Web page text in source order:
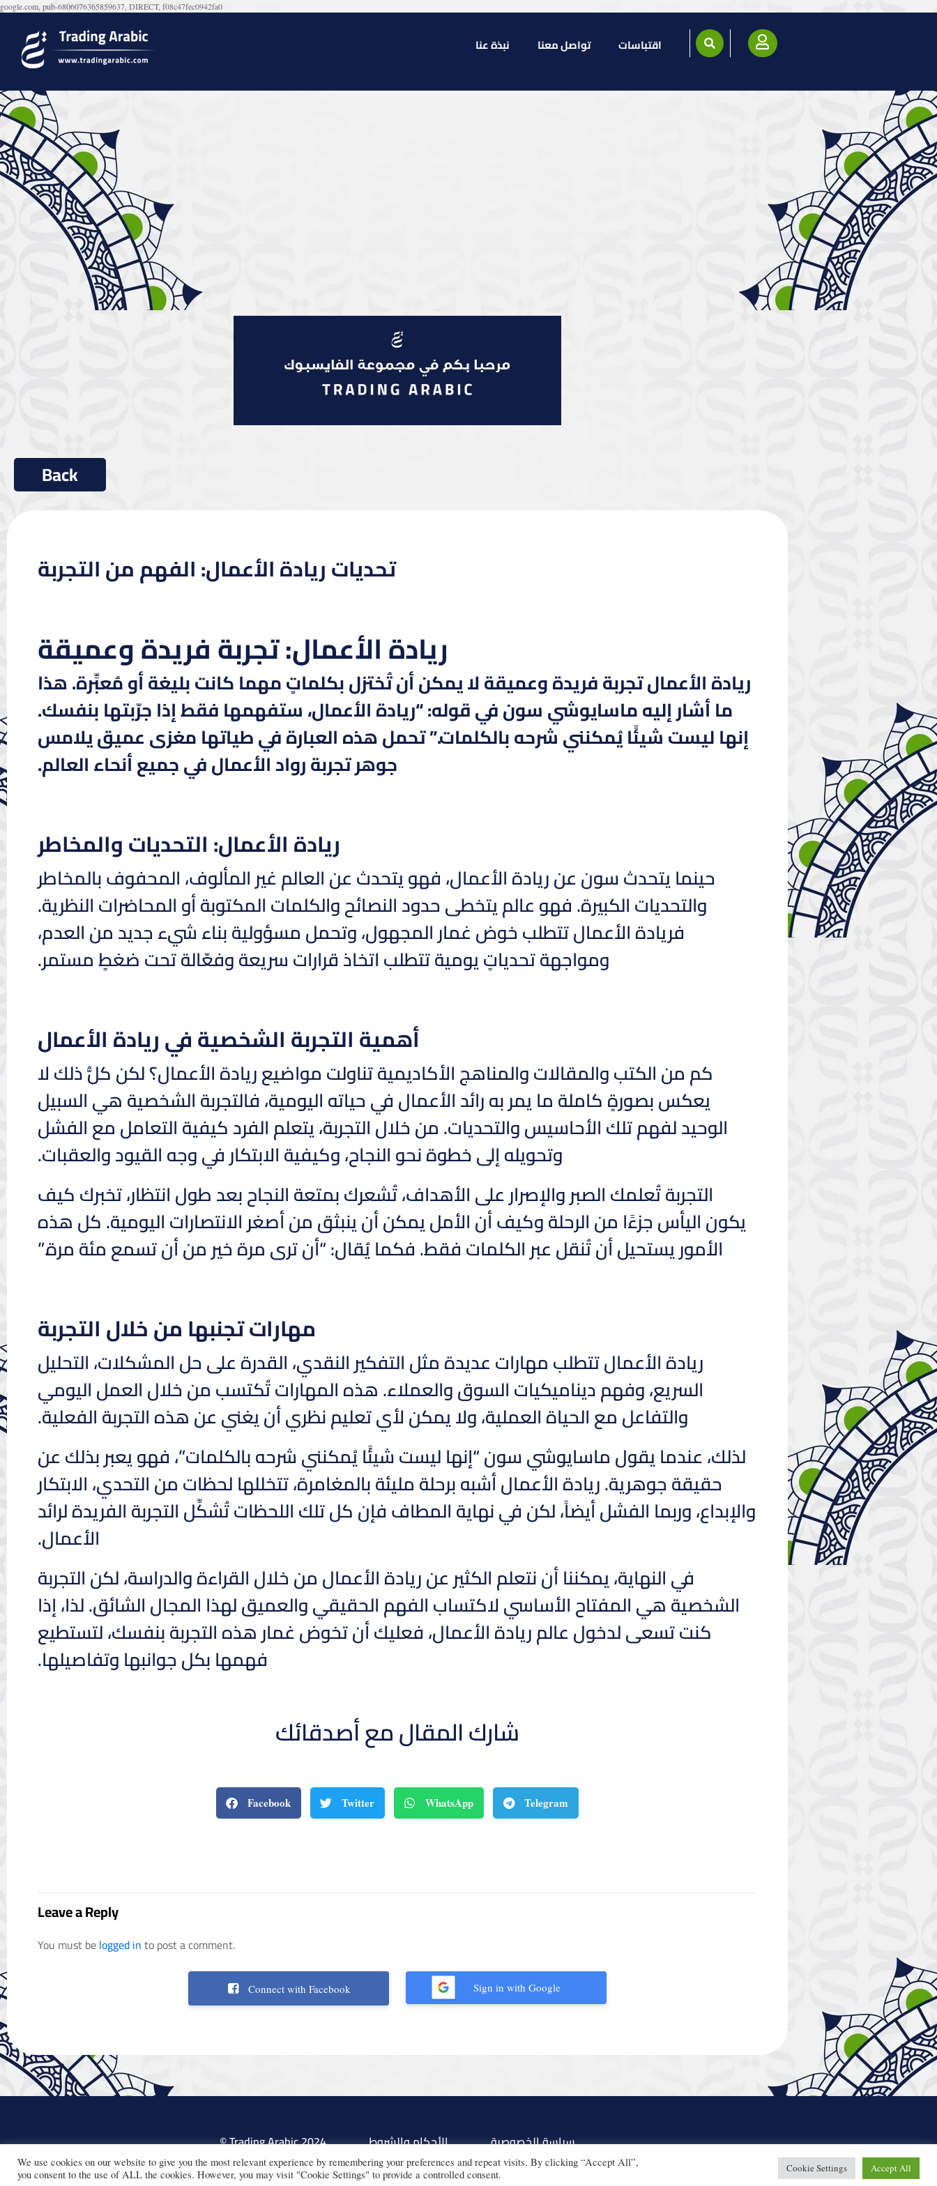
google.com, pub-6806076365859637, DIRECT, f08c47fec0942fa0
نبذة عنا تواصل معنا اقتباسات
تحديات ريادة الأعمال: الفهم من التجربة
ريادة الأعمال: تجربة فريدة وعميقة
ريادة الأعمال تجربة فريدة وعميقة لا يمكن أن تُختزل بكلماتٍ مهما كانت بليغة أو مُعبِّرة. هذا
ما أشار إليه ماسايوشي سون في قوله: “ريادة الأعمال، ستفهمها فقط إذا جرّبتها بنفسك.
إنها ليست شيئًا يُمكنني شرحه بالكلمات.” تحمل هذه العبارة في طياتها مغزى عميق يلامس
جوهر تجربة رواد الأعمال في جميع أنحاء العالم.
ريادة الأعمال: التحديات والمخاطر
حينما يتحدث سون عن ريادة الأعمال، فهو يتحدث عن العالم غير المألوف، المحفوف بالمخاطر
والتحديات الكبيرة. فهو عالم يتخطى حدود النصائح والكلمات المكتوبة أو المحاضرات النظرية.
فريادة الأعمال تتطلب خوض غمار المجهول، وتحمل مسؤولية بناء شيء جديد من العدم،
ومواجهة تحدياتٍ يومية تتطلب اتخاذ قرارات سريعة وفعّالة تحت ضغطٍ مستمر.
أهمية التجربة الشخصية في ريادة الأعمال
كم من الكتب والمقالات والمناهج الأكاديمية تناولت مواضيع ريادة الأعمال؟ لكن كلُّ ذلك لا
يعكس بصورةٍ كاملة ما يمر به رائد الأعمال في حياته اليومية، فالتجربة الشخصية هي السبيل
الوحيد لفهم تلك الأحاسيس والتحديات. من خلال التجربة، يتعلم الفرد كيفية التعامل مع الفشل
وتحويله إلى خطوة نحو النجاح، وكيفية الابتكار في وجه القيود والعقبات.
التجربة تُعلمك الصبر والإصرار على الأهداف، تُشعرك بمتعة النجاح بعد طول انتظار، تخبرك كيف
يكون اليأس جزءًا من الرحلة وكيف أن الأمل يمكن أن ينبثق من أصغر الانتصارات اليومية. كل هذه
الأمور يستحيل أن تُنقل عبر الكلمات فقط. فكما يُقال: “أن ترى مرة خير من أن تسمع مئة مرة.”
مهارات تجنبها من خلال التجربة
ريادة الأعمال تتطلب مهارات عديدة مثل التفكير النقدي، القدرة على حل المشكلات، التحليل
السريع، وفهم ديناميكيات السوق والعملاء. هذه المهارات تُكتسب من خلال العمل اليومي
والتفاعل مع الحياة العملية، ولا يمكن لأي تعليم نظري أن يغني عن هذه التجربة الفعلية.
لذلك، عندما يقول ماسايوشي سون “إنها ليست شيئًا يُمكنني شرحه بالكلمات”، فهو يعبر بذلك عن
حقيقة جوهرية. ريادة الأعمال أشبه برحلة مليئة بالمغامرة، تتخللها لحظات من التحدي، الابتكار
والإبداع، وربما الفشل أيضاً، لكن في نهاية المطاف فإن كل تلك اللحظات تُشكِّل التجربة الفريدة لرائد
الأعمال.
في النهاية، يمكننا أن نتعلم الكثير عن ريادة الأعمال من خلال القراءة والدراسة، لكن التجربة
الشخصية هي المفتاح الأساسي لاكتساب الفهم الحقيقي والعميق لهذا المجال الشائق. لذا، إذا
كنت تسعى لدخول عالم ريادة الأعمال، فعليك أن تخوض غمار هذه التجربة بنفسك، لتستطيع
فهمها بكل جوانبها وتفاصيلها.
شارك المقال مع أصدقائك
Facebook Twitter WhatsApp Telegram
Leave a Reply
You must belogged into post a comment.
Connect with Facebook Sign in with Google
© Trading Arabic 2024 الأحكام والشروط سياسة الخصوصية
We use cookies on our website to give you the most relevant experience by remembering your preferences and repeat visits. By clicking “Accept All”,
you consent to the use of ALL the cookies. However, you may visit "Cookie Settings" to provide a controlled consent.
Cookie Settings Accept All